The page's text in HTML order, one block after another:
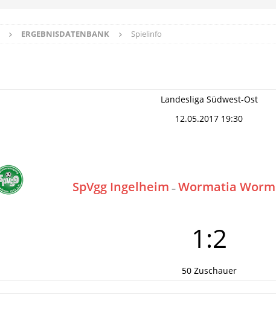
ERGEBNISDATENBANK Spielinfo
Landesliga Südwest-Ost
12.05.2017 19:30
SpVgg Ingelheim – Wormatia
1:2
50 Zuschauer